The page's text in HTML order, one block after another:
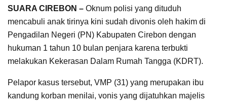
SUARA CIREBON – Oknum polisi yang dituduh
mencabuli anak tirinya kini sudah divonis oleh hakim di
Pengadilan Negeri (PN) Kabupaten Cirebon dengan
hukuman 1 tahun 10 bulan penjara karena terbukti
melakukan Kekerasan Dalam Rumah Tangga (KDRT).
Pelapor kasus tersebut, VMP (31) yang merupakan ibu
kandung korban menilai, vonis yang dijatuhkan majelis